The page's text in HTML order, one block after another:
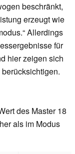
beschränkt,
erzeugt wie
Allerdings
für
hier zeigen sich
des Master 18
als im Modus